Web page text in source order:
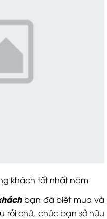
khách tốt nhất năm
bạn đã biêt mua và
rồi chứ, chúc bạn sở hữu